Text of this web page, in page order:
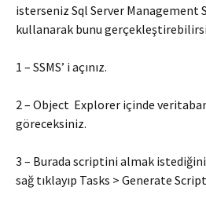
isterseniz Sql Server Management
kullanarak bunu
1 – SSMS’ i açınız.
2 – Object Explorer içinde
göreceksiniz.
3 – Burada scriptini almak
sağ tıklayıp Tasks > Generate